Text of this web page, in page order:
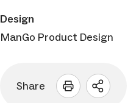
Design
ManGo Product Design
Share
Sharing